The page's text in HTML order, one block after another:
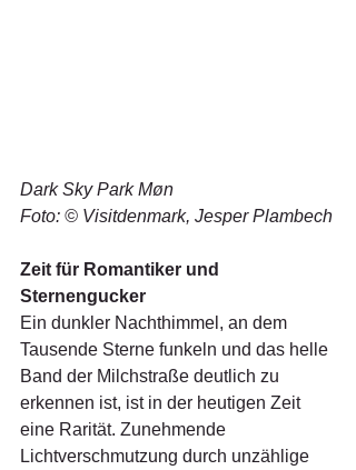
Dark Sky Park Møn
Foto: © Visitdenmark, Jesper Plambech
Zeit für Romantiker und
Sternengucker
Ein dunkler Nachthimmel, an dem
Tausende Sterne funkeln und das helle
Band der Milchstraße deutlich zu
erkennen ist, ist in der heutigen Zeit
eine Rarität. Zunehmende
Lichtverschmutzung durch unzählige